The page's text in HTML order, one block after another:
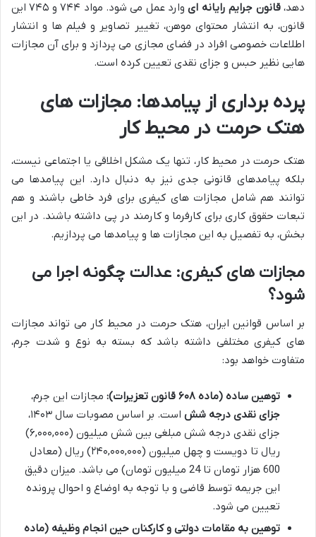
دهد،قانون جرایم رایانه ای
وارد عمل می شود. مواد ۷۴۴ و ۷۴۵ این
قانون، به انتشار محتوای موهن، تغییر تصاویر و فیلم ها و انتشار
اطلاعات خصوصی افراد در فضای مجازی می پردازد و برای آن مجازات
هایی نظیر حبس و جزای نقدی تعیین کرده است.
پرده برداری از پیامدها: مجازات های
هتک حرمت در محیط کار
هتک حرمت در محیط کار، تنها یک مشکل اخلاقی یا اجتماعی نیست،
بلکه پیامدهای قانونی جدی نیز به دنبال دارد. این پیامدها می
توانند هم شامل مجازات های کیفری برای فرد خاطی باشند و هم
تبعات حقوق کاری برای کارفرما و کارمند در پی داشته باشند. در این
بخش، به تفصیل به این مجازات ها و پیامدها می پردازیم.
مجازات های کیفری: عدالت چگونه اجرا می
شود؟
بر اساس قوانین ایران، هتک حرمت در محیط کار می تواند مجازات
های کیفری مختلفی داشته باشد که بسته به نوع و شدت جرم،
متفاوت خواهد بود:
توهین ساده (ماده ۶۰۸ قانون تعزیرات):
مجازات این جرم،
جزای نقدی درجه شش
است. بر اساس مصوبات سال ۱۴۰۳،
جزای نقدی درجه شش مبلغی بین شش میلیون (۶,۰۰۰,۰۰۰)
ریال تا دویست و چهل میلیون (۲۴۰,۰۰۰,۰۰۰) ریال (معادل
600 هزار تومان تا 24 میلیون تومان) می باشد. میزان دقیق
این جریمه توسط قاضی و با توجه به اوضاع و احوال پرونده
تعیین می شود.
توهین به مقامات دولتی و کارکنان حین انجام وظیفه (ماده